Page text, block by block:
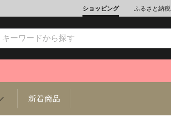
ショッピング ふるさと納税
新着商品